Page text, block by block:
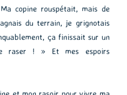
copine rouspétait, mais de
du terrain, je grignotais
ça finissait sur un
raser ! » Et mes espoirs